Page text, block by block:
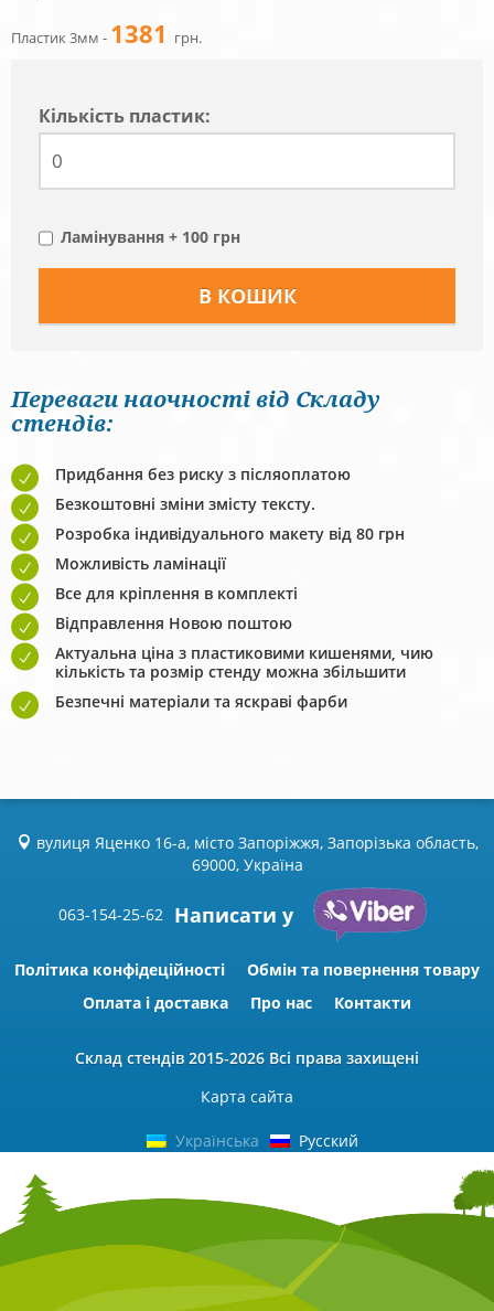
Пластик 3мм - 1381 грн.
Кiлькiсть пластик:
Ламінування + 100 грн
Переваги наочності від Складу
стендів:
Придбання без риску з післяоплатою
Безкоштовні зміни змісту тексту.
Розробка індивідуального макету від 80 грн
Можливість ламінації
Все для кріплення в комплекті
Відправлення Новою поштою
Актуальна ціна з пластиковими кишенями, чию
кількість та розмір стенду можна збільшити
Безпечні матеріали та яскраві фарби
вулиця Яценко 16-а, місто Запоріжжя, Запорізька область,
69000, Україна
063-154-25-62 Написати у
Політика конфідеційності
Обмін та повернення товару
Оплата і доставка
Про нас Контакти
Склад стендів 2015-2026 Всі права захищені
Карта сайта
Українська Русский